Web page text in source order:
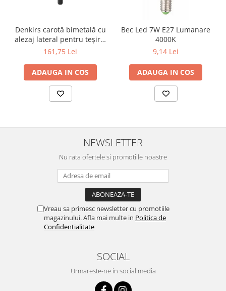
Denkirs carotă bimetală cu
alezaj lateral pentru teșire,
70×115 mm
161,75 Lei
ADAUGA IN COS
Bec Led 7W E27 Lumanare
4000K
9,14 Lei
ADAUGA IN COS
NEWSLETTER
Nu rata ofertele si promotiile noastre
Vreau sa primesc newsletter cu promotiile
magazinului. Afla mai multe in Politica de
Confidentialitate
SOCIAL
Urmareste-ne in social media